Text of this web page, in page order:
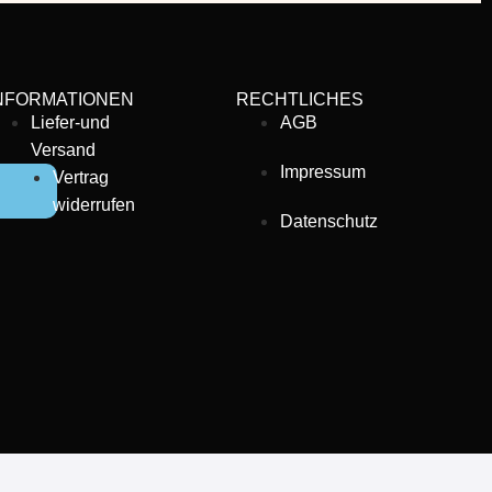
Liefer-und
Versand
Vertrag
widerrufen
RECHTLICHES
AGB
Impressum
Datenschutz